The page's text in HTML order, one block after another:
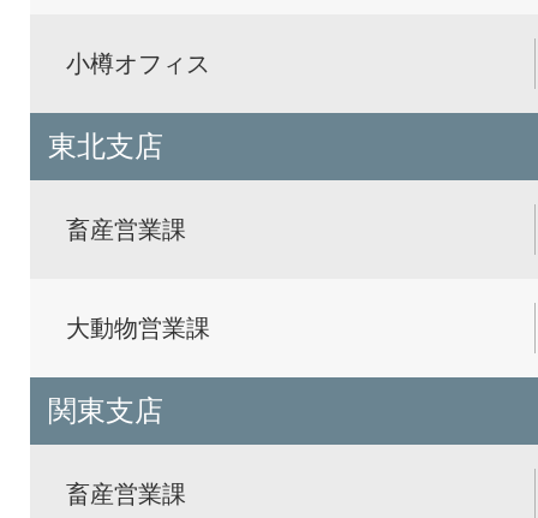
小樽オフィス
東北支店
畜産営業課
大動物営業課
関東支店
畜産営業課